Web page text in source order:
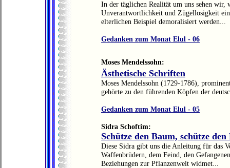
In der täglichen Realität um uns sehen
Unverantwortlichkeit und Zügellosigkeit
elterlichen Beispiel demoralisiert werden...
Gedanken zum Monat Elul - 06
Moses Mendelssohn:
Ästhetische Schriften
Moses Mendelssohn (1729-1786),
gehörte zu den führenden Köpfen der
Gedanken zum Monat Elul - 05
Sidra Schoftim:
Schütze den Baum, schütze den
Diese Sidra gibt uns die Anleitung für das
Waffenbrüdern, dem Feind, den
Beziehungen zur Pflanzenwelt widmet...